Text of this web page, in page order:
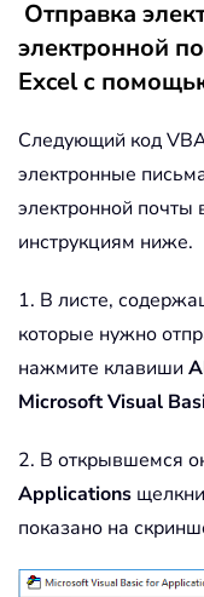
Отправка
электронной
Excel с
Следующий код
электронные
электронной почты
инструкциям ниже.
1. В листе,
которые нужно
нажмите клавиши
Microsoft Visual
2. В открывшемся
Applications
показано на